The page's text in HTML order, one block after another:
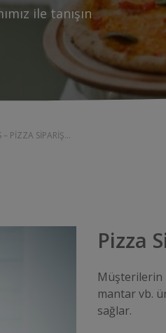
ile tanışın
– PIZZA SIPARIŞ...
Pizza
Müşterilerin
mantar vb.
sağlar.